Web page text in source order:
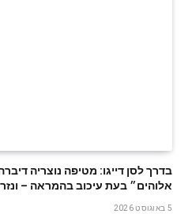
בדרך לסן דייגו: מטיפה נוצריה
אלוהים״ בעת עיכוב בהמראה –
5 באוגוסט 2026